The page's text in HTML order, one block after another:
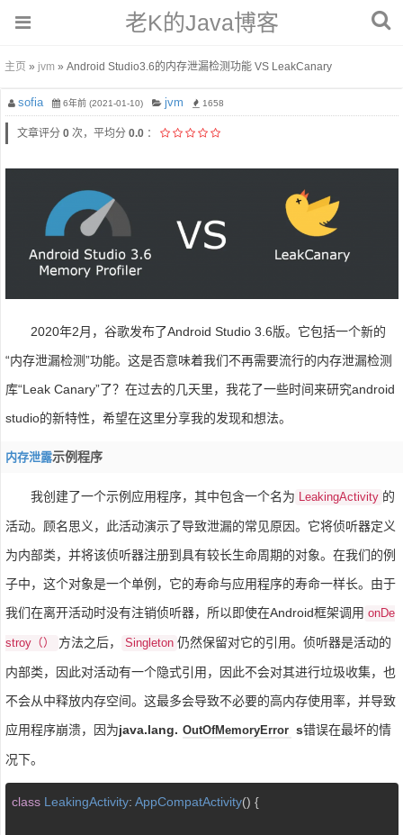
老K的Java博客
主页 » jvm » Android Studio3.6的内存泄漏检测功能 VS LeakCanary
sofia 6年前 (2021-01-10) jvm 1658
文章评分 0 次，平均分 0.0 ：
2020年2月，谷歌发布了Android Studio 3.6版。它包括一个新的
“内存泄漏检测”功能。这是否意味着我们不再需要流行的内存泄漏检测
库“Leak Canary”了？在过去的几天里，我花了一些时间来研究android
studio的新特性，希望在这里分享我的发现和想法。
内存泄露示例程序
我创建了一个示例应用程序，其中包含一个名为 LeakingActivity 的
活动。顾名思义，此活动演示了导致泄漏的常见原因。它将侦听器定义
为内部类，并将该侦听器注册到具有较长生命周期的对象。在我们的例
子中，这个对象是一个单例，它的寿命与应用程序的寿命一样长。由于
我们在离开活动时没有注销侦听器，所以即使在Android框架调用 onDe
stroy（） 方法之后， Singleton 仍然保留对它的引用。侦听器是活动的
内部类，因此对活动有一个隐式引用，因此不会对其进行垃圾收集，也
不会从中释放内存空间。这最多会导致不必要的高内存使用率，并导致
应用程序崩溃，因为java.lang. OutOfMemoryError s错误在最坏的情
况下。
class LeakingActivity: AppCompatActivity() {